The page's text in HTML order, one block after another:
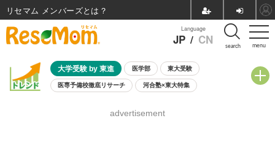
menu
Language
JP / CN search
大学受験 by 東進 医学部 東大受験
医専予備校徹底リサーチ 河合塾×東大特集
8月開催学校説明会・相談会
advertisement
リセマム メンバーズ